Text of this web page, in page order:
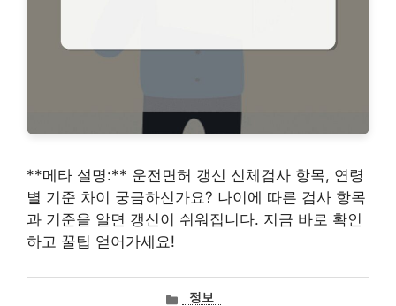
**메타 설명:** 운전면허 갱신 신체검사 항목, 연령
별 기준 차이 궁금하신가요? 나이에 따른 검사 항목
과 기준을 알면 갱신이 쉬워집니다. 지금 바로 확인
하고 꿀팁 얻어가세요!
카정보